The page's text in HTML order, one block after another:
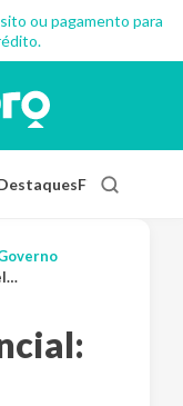
ou pagamento para
Finanças